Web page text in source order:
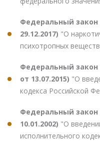
Федеральный закон
29.12.2017) "О
психотропных
Федеральный закон
от 13.07.2015) "О
кодекса Российской
Федеральный закон
10.01.2002) "О
исполнительного